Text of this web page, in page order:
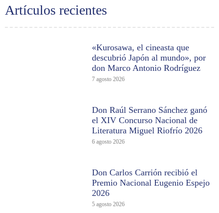
Artículos recientes
«Kurosawa, el cineasta que
descubrió Japón al mundo», por
don Marco Antonio Rodríguez
7 agosto 2026
Don Raúl Serrano Sánchez ganó
el XIV Concurso Nacional de
Literatura Miguel Riofrío 2026
6 agosto 2026
Don Carlos Carrión recibió el
Premio Nacional Eugenio Espejo
2026
5 agosto 2026